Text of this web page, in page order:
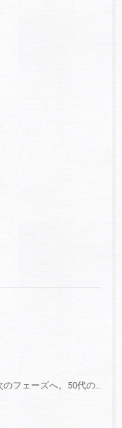
「気合と根性」から次のフェーズへ。50代の“代謝低下と脳疲労”を最適化する、戦略的コンディショニング